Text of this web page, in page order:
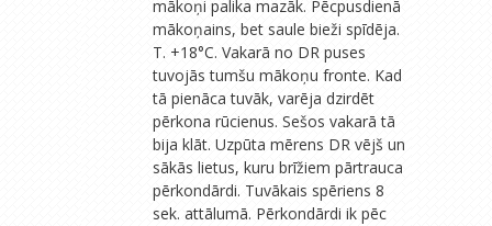
mākoņi palika mazāk. Pēcpusdienā
mākoņains, bet saule bieži spīdēja.
T. +18°C. Vakarā no DR puses
tuvojās tumšu mākoņu fronte. Kad
tā pienāca tuvāk, varēja dzirdēt
pērkona rūcienus. Sešos vakarā tā
bija klāt. Uzpūta mērens DR vējš un
sākās lietus, kuru brīžiem pārtrauca
pērkondārdi. Tuvākais spēriens 8
sek. attālumā. Pērkondārdi ik pēc